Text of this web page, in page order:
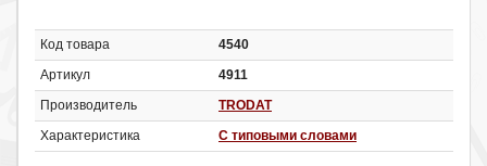
Код товара
4540
Артикул
4911
Производитель
TRODAT
Характеристика
С типовыми словами